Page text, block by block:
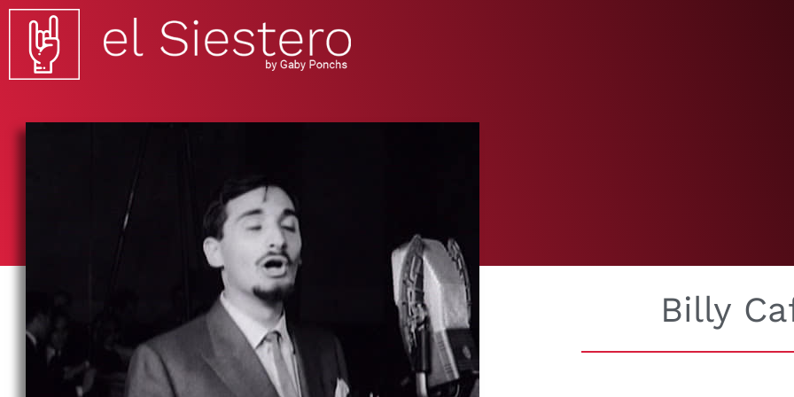
Billy